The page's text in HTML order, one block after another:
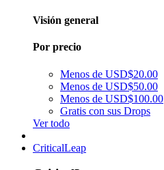
Visión general
Por precio
Menos de USD$20.00
Menos de USD$50.00
Menos de USD$100.00
Gratis con sus Drops
Ver todo
CriticalLeap